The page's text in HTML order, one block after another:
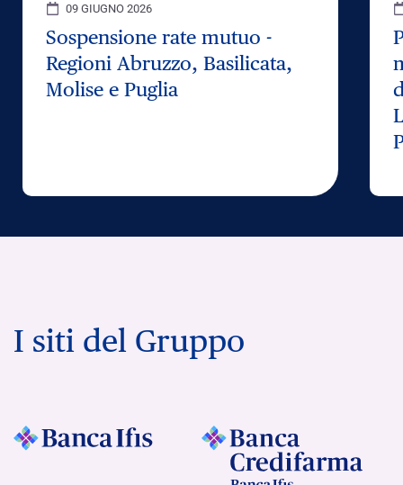
09 GIUGNO 2026
Sospensione rate mutuo -
Regioni Abruzzo, Basilicata,
Molise e Puglia
I siti del Gruppo